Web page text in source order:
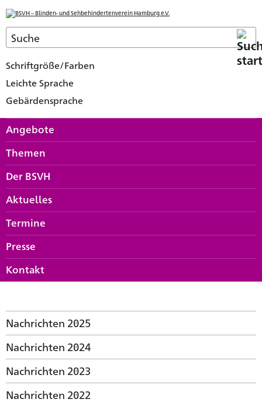
Schriftgröße/Farben
Leichte Sprache
Gebärdensprache
Angebote
Themen
Der BSVH
Aktuelles
Termine
Presse
Kontakt
Nachrichten 2025
Nachrichten 2024
Nachrichten 2023
Nachrichten 2022